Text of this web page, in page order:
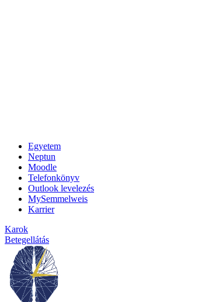
Egyetem
Neptun
Moodle
Telefonkönyv
Outlook levelezés
MySemmelweis
Karrier
Karok
Betegellátás